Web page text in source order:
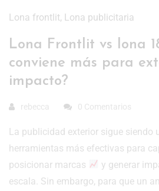
Lona frontlit, Lona publicitaria
Lona Frontlit vs lona
conviene más para
impacto?
rebecca 0 Comentarios
La publicidad exterior sigue siendo
herramientas más efectivas para
posicionar marcas
y generar
escala. Sin embargo, para que un